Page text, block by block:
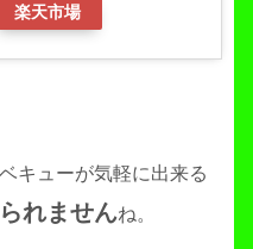
楽天市場
キューが気軽に出来る
れませんね。